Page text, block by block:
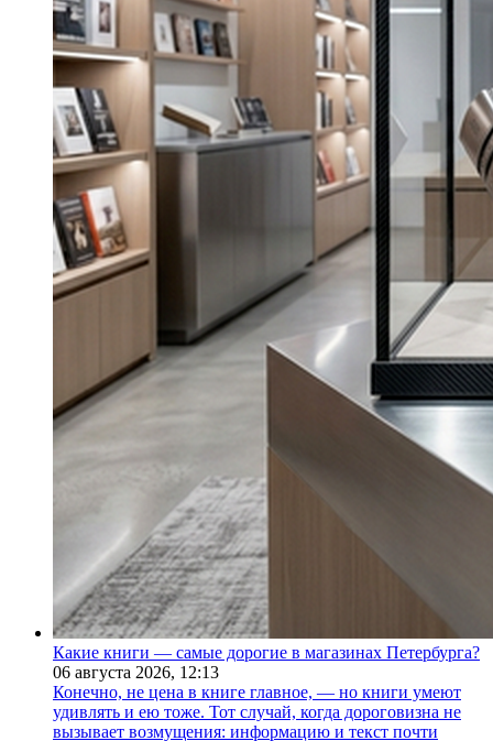
Какие книги — самые дорогие в магазинах Петербурга?
06 августа 2026, 12:13
Конечно, не цена в книге главное, — но книги умеют
удивлять и ею тоже. Тот случай, когда дороговизна не
вызывает возмущения: информацию и текст почти